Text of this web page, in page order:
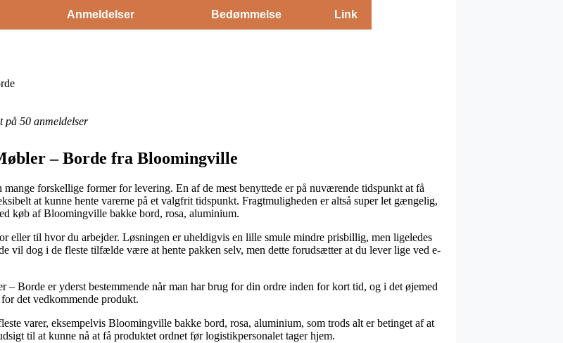
Anmeldelser Bedømmelse Link
på 50 anmeldelser
– Borde fra Bloomingville
forskellige former for levering. En af de mest benyttede er på nuværende tidspunkt at få
at kunne hente varerne på et valgfrit tidspunkt. Fragtmuligheden er altså super let gængelig,
køb af Bloomingville bakke bord, rosa, aluminium.
eller til hvor du arbejder. Løsningen er uheldigvis en lille smule mindre prisbillig, men ligeledes
vil dog i de fleste tilfælde være at hente pakken selv, men dette forudsætter at du lever lige ved e-
Borde er yderst bestemmende når man har brug for din ordre inden for kort tid, og i det øjemed
det vedkommende produkt.
varer, eksempelvis Bloomingville bakke bord, rosa, aluminium, som trods alt er betinget af at
til at kunne nå at få produktet ordnet før logistikpersonalet tager hjem.